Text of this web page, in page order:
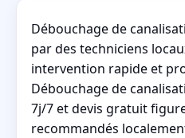
Débouchage de
par des techniciens
intervention rapide et
Débouchage de
7j/7 et devis gratuit
recommandés